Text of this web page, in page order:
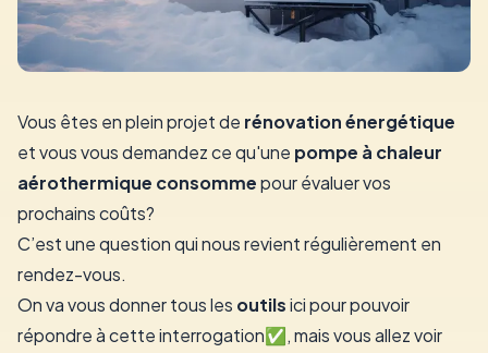
Vous êtes en plein projet de rénovation énergétique
et vous vous demandez ce qu'une pompe à chaleur
aérothermique consommepour évaluer vos
prochains coûts?
C’est une question qui nous revient régulièrement en
rendez-vous.
On va vous donner tous les outilsici pour pouvoir
répondre à cette interrogation✅️, mais vous allez voir